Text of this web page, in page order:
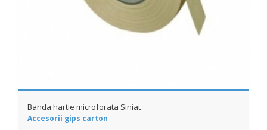
Banda hartie microforata Siniat
Accesorii gips carton